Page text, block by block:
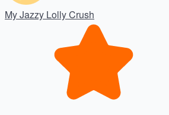
My Jazzy Lolly Crush